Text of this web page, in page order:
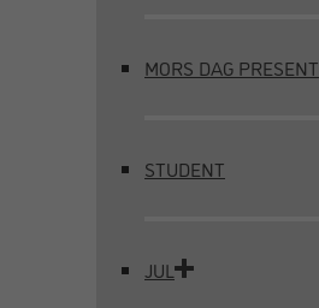
MORS DAG PRESENT
STUDENT
JUL